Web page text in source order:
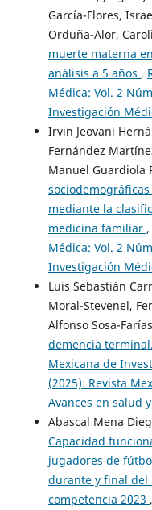
García-Flores,
Orduña-Alor,
muerte materna
análisis a 5 años ,
Médica: Vol. 2
Investigación
Irvin Jeovani
Fernández
Manuel Guardiola
mediante la
medicina familiar ,
Médica: Vol. 2
Investigación
Luis Sebastián
Moral-Stevenel,
Alfonso Sosa-
demencia
Mexicana de
(2025): Revista
Avances en salud
Abascal Mena
Capacidad
jugadores de
durante y final del
competencia 2023 ,